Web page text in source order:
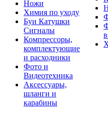
Ножи
Химия по уходу
Буи Катушки
Сигналы
Компрессоры,
комплектующие
и расходники
Фото и
Видеотехника
Аксессуары,
шланги и
карабины